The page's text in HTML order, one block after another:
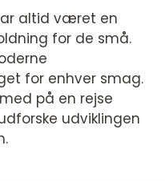
altid været en
for de små.
for enhver smag.
på en rejse
udviklingen